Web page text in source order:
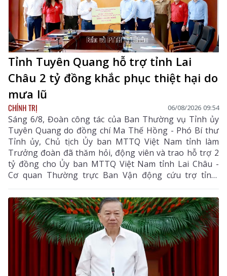
Tỉnh Tuyên Quang hỗ trợ tỉnh Lai
Châu 2 tỷ đồng khắc phục thiệt hại do
mưa lũ
CHÍNH TRỊ 06/08/2026 09:54
Sáng 6/8, Đoàn công tác của Ban Thường vụ Tỉnh ủy
Tuyên Quang do đồng chí Ma Thế Hồng - Phó Bí thư
Tỉnh ủy, Chủ tịch Ủy ban MTTQ Việt Nam tỉnh làm
Trưởng đoàn đã thăm hỏi, động viên và trao hỗ trợ 2
tỷ đồng cho Ủy ban MTTQ Việt Nam tỉnh Lai Châu -
Cơ quan Thường trực Ban Vận động cứu trợ tỉnh,
nhằm giúp nhân dân khắc phục hậu quả thiên tai, mưa
lũ, sạt lở đất, sớm ổn định cuộc sống.